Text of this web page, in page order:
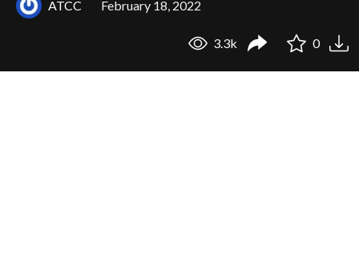
ATCC February 18, 2022
3.3k 0